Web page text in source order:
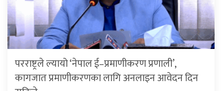
परराष्ट्रले ल्यायो ‘नेपाल ई–प्रमाणीकरण प्रणाली’,
कागजात प्रमाणीकरणका लागि अनलाइन आवेदन दिन